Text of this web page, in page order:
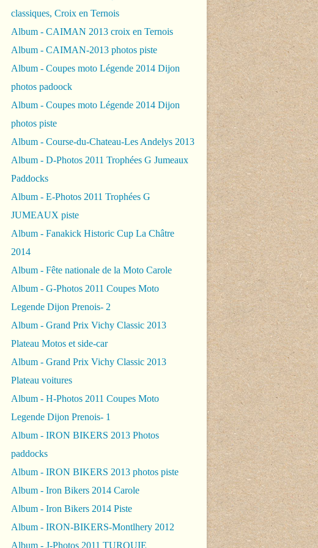
classiques, Croix en Ternois
Album - CAIMAN 2013 croix en Ternois
Album - CAIMAN-2013 photos piste
Album - Coupes moto Légende 2014 Dijon
photos padoock
Album - Coupes moto Légende 2014 Dijon
photos piste
Album - Course-du-Chateau-Les Andelys 2013
Album - D-Photos 2011 Trophées G Jumeaux
Paddocks
Album - E-Photos 2011 Trophées G
JUMEAUX piste
Album - Fanakick Historic Cup La Châtre
2014
Album - Fête nationale de la Moto Carole
Album - G-Photos 2011 Coupes Moto
Legende Dijon Prenois- 2
Album - Grand Prix Vichy Classic 2013
Plateau Motos et side-car
Album - Grand Prix Vichy Classic 2013
Plateau voitures
Album - H-Photos 2011 Coupes Moto
Legende Dijon Prenois- 1
Album - IRON BIKERS 2013 Photos
paddocks
Album - IRON BIKERS 2013 photos piste
Album - Iron Bikers 2014 Carole
Album - Iron Bikers 2014 Piste
Album - IRON-BIKERS-Montlhery 2012
Album - J-Photos 2011 TURQUIE